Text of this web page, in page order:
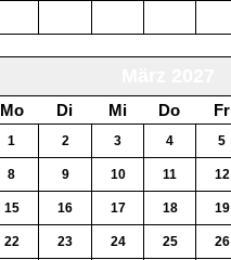
Mo Di Mi Do Fr
1 2 3 4 5
8 9 10 11 12
15 16 17 18 19
22 23 24 25 26